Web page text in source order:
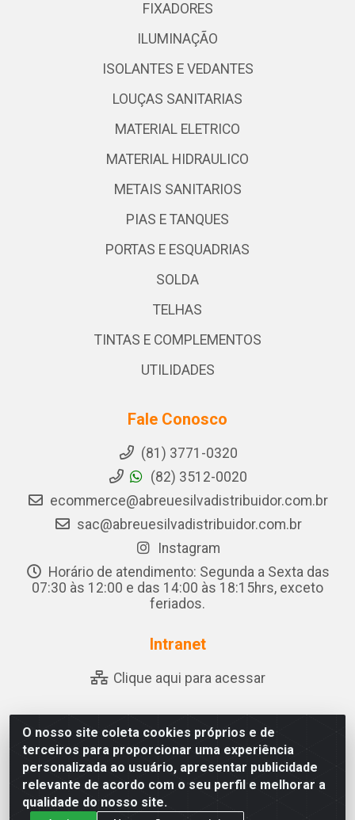
O nosso site coleta cookies próprios e de
terceiros para proporcionar uma experiência
personalizada ao usuário, apresentar publicidade
relevante de acordo com o seu perfil e melhorar a
qualidade do nosso site.
FIXADORES
ILUMINAÇÃO
ISOLANTES E VEDANTES
LOUÇAS SANITARIAS
MATERIAL ELETRICO
MATERIAL HIDRAULICO
METAIS SANITARIOS
PIAS E TANQUES
PORTAS E ESQUADRIAS
SOLDA
TELHAS
TINTAS E COMPLEMENTOS
UTILIDADES
Fale Conosco
(81) 3771-0320
(82) 3512-0020
ecommerce@abreuesilvadistribuidor.com.br
sac@abreuesilvadistribuidor.com.br
Instagram
Horário de atendimento: Segunda a Sexta das
07:30 às 12:00 e das 14:00 às 18:15hrs, exceto
feriados.
Intranet
Clique aqui para acessar
Abreu & Silva - Rua Padre Jose de Souza Leite, 265 - Ariado,
Olho D'Água das Flores/AL - CEP 57.442-000 - CNPJ
04.790.656/0001-06